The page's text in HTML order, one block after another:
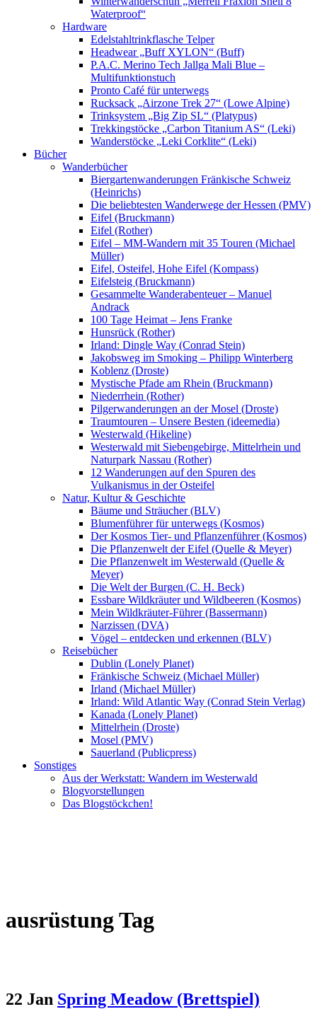
Waterproof“
Hardware
Edelstahltrinkflasche Telper
Headwear „Buff XYLON“ (Buff)
P.A.C. Merino Tech Jallga Mali Blue –
Multifunktionstuch
Pronto Café für unterwegs
Rucksack „Airzone Trek 27“ (Lowe Alpine)
Trinksystem „Big Zip SL“ (Platypus)
Trekkingstöcke „Carbon Titanium AS“ (Leki)
Wanderstöcke „Leki Corklite“ (Leki)
Bücher
Wanderbücher
Biergartenwanderungen Fränkische Schweiz
(Heinrichs)
Die beliebtesten Wanderwege der Hessen (PMV)
Eifel (Bruckmann)
Eifel (Rother)
Eifel – MM-Wandern mit 35 Touren (Michael
Müller)
Eifel, Osteifel, Hohe Eifel (Kompass)
Eifelsteig (Bruckmann)
Gesammelte Wanderabenteuer – Manuel
Andrack
100 Tage Heimat – Jens Franke
Hunsrück (Rother)
Irland: Dingle Way (Conrad Stein)
Jakobsweg im Smoking – Philipp Winterberg
Koblenz (Droste)
Mystische Pfade am Rhein (Bruckmann)
Niederrhein (Rother)
Pilgerwanderungen an der Mosel (Droste)
Traumtouren – Unsere Besten (ideemedia)
Westerwald (Hikeline)
Westerwald mit Siebengebirge, Mittelrhein und
Naturpark Nassau (Rother)
12 Wanderungen auf den Spuren des
Vulkanismus in der Osteifel
Natur, Kultur & Geschichte
Bäume und Sträucher (BLV)
Blumenführer für unterwegs (Kosmos)
Der Kosmos Tier- und Pflanzenführer (Kosmos)
Die Pflanzenwelt der Eifel (Quelle & Meyer)
Die Pflanzenwelt im Westerwald (Quelle &
Meyer)
Die Welt der Burgen (C. H. Beck)
Essbare Wildkräuter und Wildbeeren (Kosmos)
Mein Wildkräuter-Führer (Bassermann)
Narzissen (DVA)
Vögel – entdecken und erkennen (BLV)
Reisebücher
Dublin (Lonely Planet)
Fränkische Schweiz (Michael Müller)
Irland (Michael Müller)
Irland: Wild Atlantic Way (Conrad Stein Verlag)
Kanada (Lonely Planet)
Mittelrhein (Droste)
Mosel (PMV)
Sauerland (Publicpress)
Sonstiges
Aus der Werkstatt: Wandern im Westerwald
Blogvorstellungen
Das Blogstöckchen!
ausrüstung Tag
22 Jan Spring Meadow (Brettspiel)